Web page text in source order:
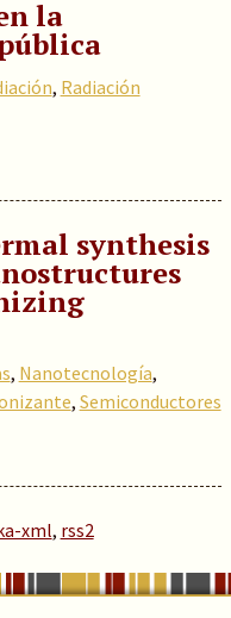
la
, Radiación
synthesis
, Nanotecnología,
, Semiconductores
xml, rss2